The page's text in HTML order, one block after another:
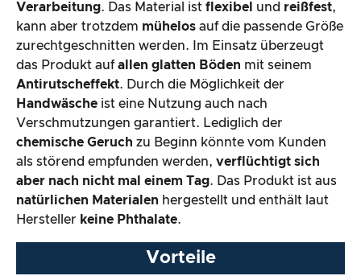
Preis-/ Leistungsverhältnis
Gesamtergebnis
Verarbeitung. Das Material ist flexibel und reißfest,
kann aber trotzdem mühelos auf die passende Größe
zurechtgeschnitten werden. Im Einsatz überzeugt
das Produkt aufallen glatten Böden mit seinem
Antirutscheffekt. Durch die Möglichkeit der
Handwäsche ist eine Nutzung auch nach
Verschmutzungen garantiert. Lediglich der
chemische Geruch zu Beginn könnte vom Kunden
als störend empfunden werden, verflüchtigt sich
aber nach nicht mal einem Tag. Das Produkt ist aus
natürlichen Materialen hergestellt und enthält laut
Hersteller keine Phthalate.
Vorteile